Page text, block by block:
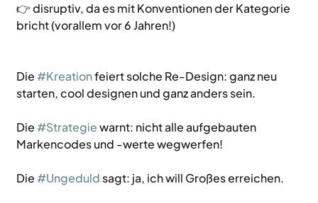
👉 disruptiv, da es mit Konventionen der Kategorie
bricht (vorallem vor 6 Jahren!)
Die #Kreation feiert solche Re-Design: ganz neu
starten, cool designen und ganz anders sein.
Die #Strategie warnt: nicht alle aufgebauten
Markencodes und -werte wegwerfen!
Die #Ungeduld sagt: ja, ich will Großes erreichen.